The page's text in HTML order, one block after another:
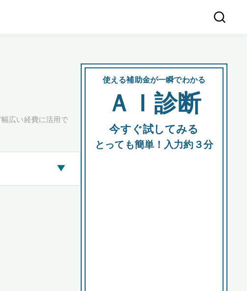
広い経費に活用で
▶
使える補助金が一瞬でわかる
ＡＩ診断
今すぐ試してみる
とっても簡単！入力約３分